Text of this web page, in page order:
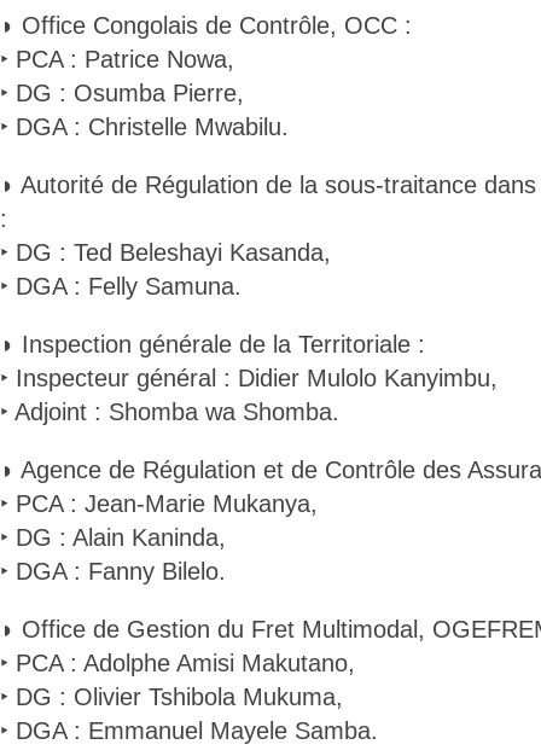
◗ Office Congolais de Contrôle, OCC :
‣ PCA : Patrice Nowa,
‣ DG : Osumba Pierre,
‣ DGA : Christelle Mwabilu.
◗ Autorité de Régulation de la sous-traitance
:
‣ DG : Ted Beleshayi Kasanda,
‣ DGA : Felly Samuna.
◗ Inspection générale de la Territoriale :
‣ Inspecteur général : Didier Mulolo Kanyimbu,
‣ Adjoint : Shomba wa Shomba.
◗ Agence de Régulation et de Contrôle des
‣ PCA : Jean-Marie Mukanya,
‣ DG : Alain Kaninda,
‣ DGA : Fanny Bilelo.
◗ Office de Gestion du Fret Multimodal,
‣ PCA : Adolphe Amisi Makutano,
‣ DG : Olivier Tshibola Mukuma,
‣ DGA : Emmanuel Mayele Samba.